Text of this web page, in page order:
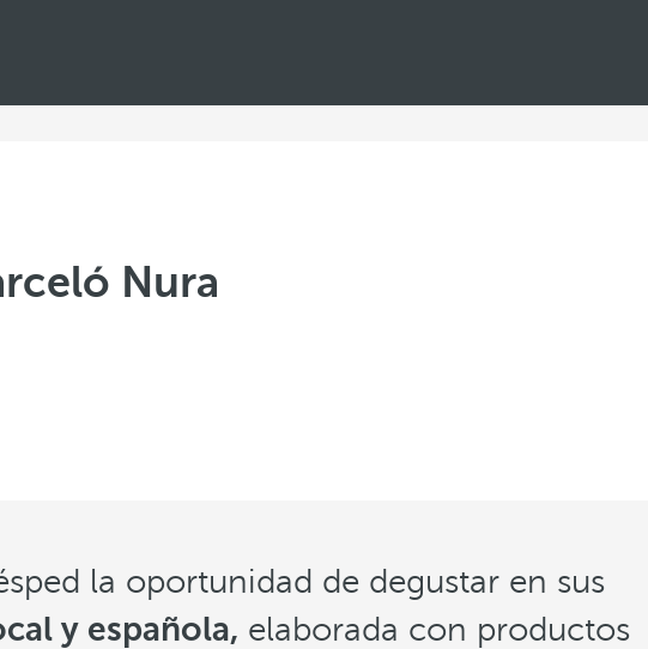
Nura
la oportunidad de degustar en sus
y española, elaborada con productos